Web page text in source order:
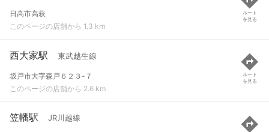
日高市高萩
このページの店舗から 1.3 km
ルート
を見る
西大家駅 東武越生線
坂戸市大字森戸６２３-７
このページの店舗から 2.6 km
ルート
を見る
笠幡駅 JR川越線